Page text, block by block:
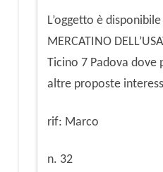
L’oggetto è
MERCATINO
Ticino 7 Padova
altre proposte
rif: Marco
n. 32